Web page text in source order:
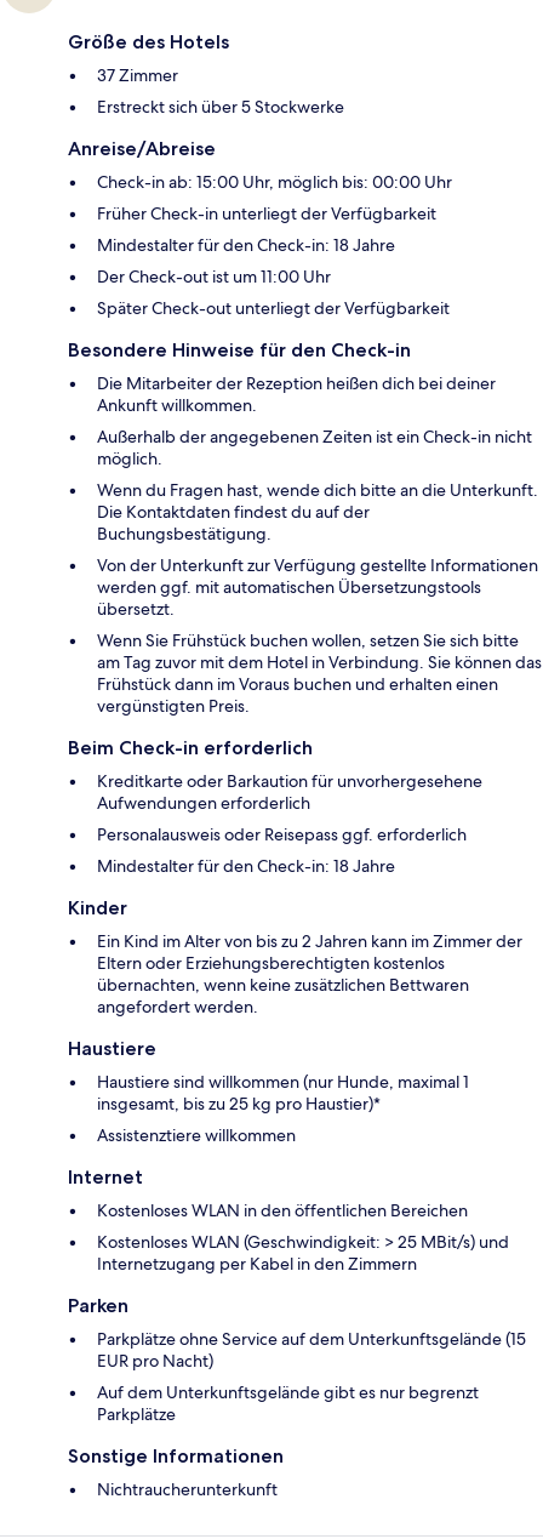
Größe des Hotels
37 Zimmer
Erstreckt sich über 5 Stockwerke
Anreise/Abreise
Check-in ab: 15:00 Uhr, möglich bis: 00:00 Uhr
Früher Check-in unterliegt der Verfügbarkeit
Mindestalter für den Check-in: 18 Jahre
Der Check-out ist um 11:00 Uhr
Später Check-out unterliegt der Verfügbarkeit
Besondere Hinweise für den Check-in
Die Mitarbeiter der Rezeption heißen dich bei deiner
Ankunft willkommen.
Außerhalb der angegebenen Zeiten ist ein Check-in nicht
möglich.
Wenn du Fragen hast, wende dich bitte an die Unterkunft.
Die Kontaktdaten findest du auf der
Buchungsbestätigung.
Von der Unterkunft zur Verfügung gestellte Informationen
werden ggf. mit automatischen Übersetzungstools
übersetzt.
Wenn Sie Frühstück buchen wollen, setzen Sie sich bitte
am Tag zuvor mit dem Hotel in Verbindung. Sie können das
Frühstück dann im Voraus buchen und erhalten einen
vergünstigten Preis.
Beim Check-in erforderlich
Kreditkarte oder Barkaution für unvorhergesehene
Aufwendungen erforderlich
Personalausweis oder Reisepass ggf. erforderlich
Mindestalter für den Check-in: 18 Jahre
Kinder
Ein Kind im Alter von bis zu 2 Jahren kann im Zimmer der
Eltern oder Erziehungsberechtigten kostenlos
übernachten, wenn keine zusätzlichen Bettwaren
angefordert werden.
Haustiere
Haustiere sind willkommen (nur Hunde, maximal 1
insgesamt, bis zu 25 kg pro Haustier)*
Assistenztiere willkommen
Internet
Kostenloses WLAN in den öffentlichen Bereichen
Kostenloses WLAN (Geschwindigkeit: > 25 MBit/s) und
Internetzugang per Kabel in den Zimmern
Parken
Parkplätze ohne Service auf dem Unterkunftsgelände (15
EUR pro Nacht)
Auf dem Unterkunftsgelände gibt es nur begrenzt
Parkplätze
Sonstige Informationen
Nichtraucherunterkunft